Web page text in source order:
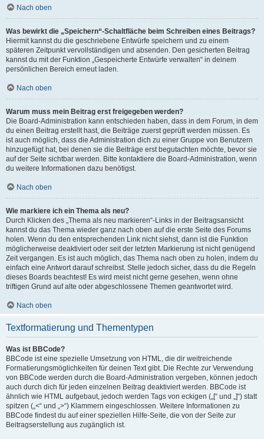
Nach oben
Was bewirkt die „Speichern“-Schaltfläche beim Schreiben eines Beitrags?
Hiermit kannst du die geschriebene Entwürfe speichern und zu einem
späteren Zeitpunkt vervollständigen und absenden. Den gesicherten Beitrag
kannst du mit der Funktion „Gespeicherte Entwürfe verwalten“ in deinem
persönlichen Bereich erneut laden.
Nach oben
Warum muss mein Beitrag erst freigegeben werden?
Die Board-Administration kann entschieden haben, dass in dem Forum, in dem
du einen Beitrag erstellt hast, die Beiträge zuerst geprüft werden müssen. Es
ist auch möglich, dass die Administration dich zu einer Gruppe von Benutzern
hinzugefügt hat, bei denen sie die Beiträge erst begutachten möchte, bevor sie
auf der Seite sichtbar werden. Bitte kontaktiere die Board-Administration, wenn
du weitere Informationen dazu benötigst.
Nach oben
Wie markiere ich ein Thema als neu?
Durch Klicken des „Thema als neu markieren“-Links in der Beitragsansicht
kannst du das Thema wieder ganz nach oben auf die erste Seite des Forums
holen. Wenn du den entsprechenden Link nicht siehst, dann ist die Funktion
möglicherweise deaktiviert oder seit der letzten Markierung ist nicht genügend
Zeit vergangen. Es ist auch möglich, das Thema nach oben zu holen, indem du
einfach eine Antwort darauf schreibst. Stelle jedoch sicher, dass du die Regeln
dieses Boards beachtest! Es wird meist nicht gerne gesehen, wenn ohne
triftigen Grund auf alte oder abgeschlossene Themen geantwortet wird.
Nach oben
Textformatierung und Thementypen
Was ist BBCode?
BBCode ist eine spezielle Umsetzung von HTML, die dir weitreichende
Formatierungsmöglichkeiten für deinen Text gibt. Die Rechte zur Verwendung
von BBCode werden durch die Board-Administration vergeben, können jedoch
auch durch dich für jeden einzelnen Beitrag deaktiviert werden. BBCode ist
ähnlich wie HTML aufgebaut, jedoch werden Tags von eckigen („[“ und „]“) statt
spitzen („<“ und „>“) Klammern eingeschlossen. Weitere Informationen zu
BBCode findest du auf einer speziellen Hilfe-Seite, die von der Seite zur
Beitragserstellung aus zugänglich ist.